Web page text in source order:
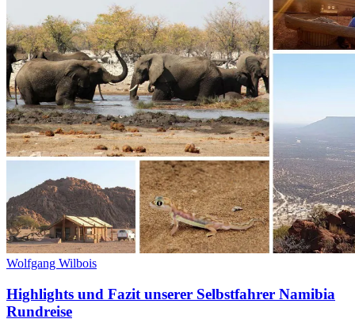
Wolfgang Wilbois
Highlights und Fazit unserer Selbstfahrer Namibia
Rundreise